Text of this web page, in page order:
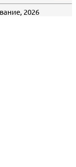
2026